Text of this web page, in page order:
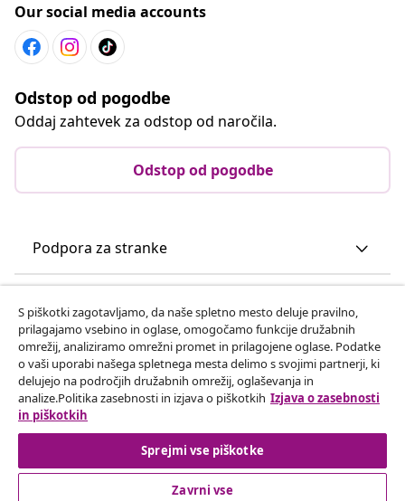
Our social media accounts
Odstop od pogodbe
Oddaj zahtevek za odstop od naročila.
Odstop od pogodbe
Podpora za stranke
vidaXL
Odkrijte več
S piškotki zagotavljamo, da naše spletno mesto deluje pravilno,
prilagajamo vsebino in oglase, omogočamo funkcije družabnih
omrežij, analiziramo omrežni promet in prilagojene oglase. Podatke
o vaši uporabi našega spletnega mesta delimo s svojimi partnerji, ki
delujejo na področjih družabnih omrežij, oglaševanja in
analize.Politika zasebnosti in izjava o piškotkih Izjava o zasebnosti
in piškotkih
Sprejmi vse piškotke
Zavrni vse